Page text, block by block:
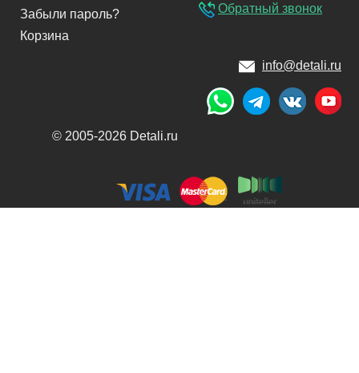
Забыли пароль?
Корзина
Обратный звонок
info@detali.ru
© 2005-2026 Detali.ru